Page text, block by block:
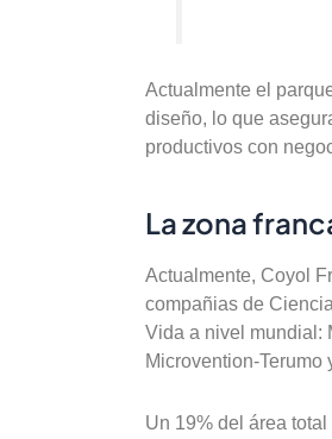
Actualmente el
diseño, lo que
productivos con
La zona
Actualmente, Coyol
compañias de
Vida a nivel mundial:
Microvention-Terumo
Un 19% del área